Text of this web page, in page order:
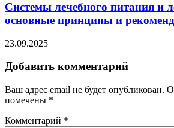
Системы лечебного питания и
основные принципы и
23.09.2025
Добавить комментарий
Ваш адрес email не будет опубликован.
помечены *
Комментарий *